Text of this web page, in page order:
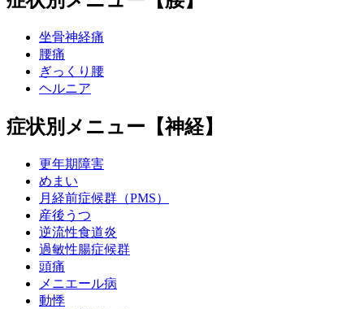
坐骨神経痛
腰痛
ぎっくり腰
ヘルニア
症状別メニュー【神経】
更年期障害
めまい
月経前症候群（PMS）
産後うつ
逆流性食道炎
過敏性腸症候群
頭痛
メニエール病
動悸